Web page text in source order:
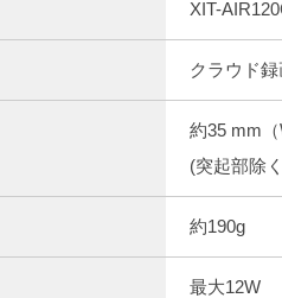
XIT-
クラウド
約35 mm（
(突起部除
約190g
最大12W